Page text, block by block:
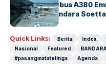
8 Agustus, Airbus A380
Perdana di Bandara Soetta
Quick Links: Berita Index
Nasional
Featured
#pasangmatatelinga
Agenda